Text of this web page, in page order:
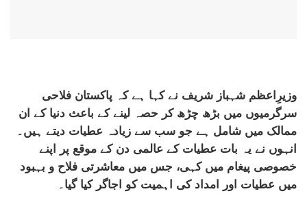
وزیرِاعظم شہباز شریف نے کہا ہے کہ پاکستان فلاحی
سرگرمیوں میں بڑھ چڑھ کر حصہ لینے کے باعث دنیا کے ان
ممالک میں شامل ہے جو سب سے زیادہ عطیات دیتے ہیں۔
انہوں نے یہ بات عطیات کے عالمی دن کے موقع پر اپنے
خصوصی پیغام میں کہی، جس میں معاشرتی فلاح و بہبود
میں عطیات اور امداد کی اہمیت کو اجاگر کیا گیا۔